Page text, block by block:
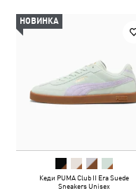
НОВИНКА
Кеди PUMA Club II Era Suede
Sneakers Unisex